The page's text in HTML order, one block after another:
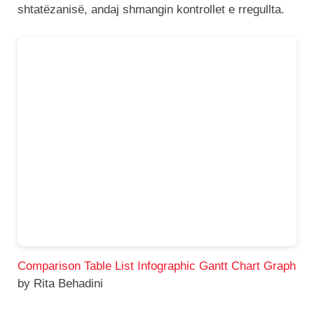
shtatëzanisë, andaj shmangin kontrollet e rregullta.
Comparison Table List Infographic Gantt Chart Graph
by Rita Behadini